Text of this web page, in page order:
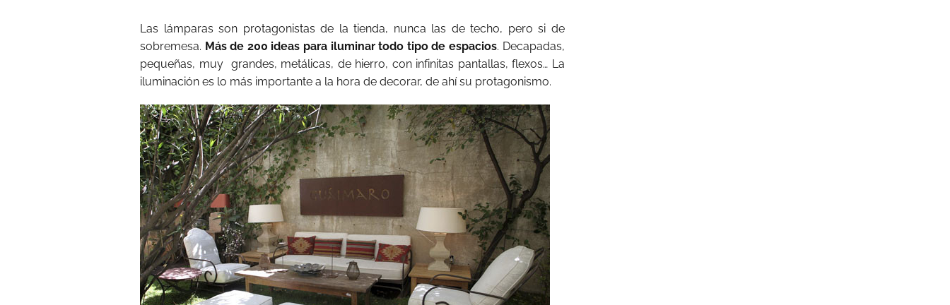
Las lámparas son protagonistas de la tienda, nunca las de techo, pero si de
sobremesa. Más de 200 ideas para iluminar todo tipo de espacios. Decapadas,
pequeñas, muy grandes, metálicas, de hierro, con infinitas pantallas, flexos… La
iluminación es lo más importante a la hora de decorar, de ahí su protagonismo.